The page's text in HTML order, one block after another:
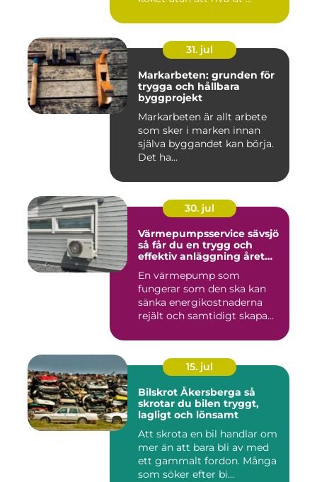
31. jul
Markarbeten: grunden för
trygga och hållbara
byggprojekt
Markarbeten är allt arbete
som sker i marken innan
själva byggandet kan börja.
Det ha...
30. jul
Värmepumpsservice sävsjö
så får du en trygg och
effektiv anläggning året
En värmepump som
fungerar som den ska kan
sänka energikostnaderna
rejält och samtidigt skapa
15. jul
Bilskrot Åkersberga så
skrotar du bilen tryggt,
lagligt och lönsamt
Att skrota en bil handlar om
mer än att bara bli av med
ett gammalt fordon. Många
som söker efter bi...